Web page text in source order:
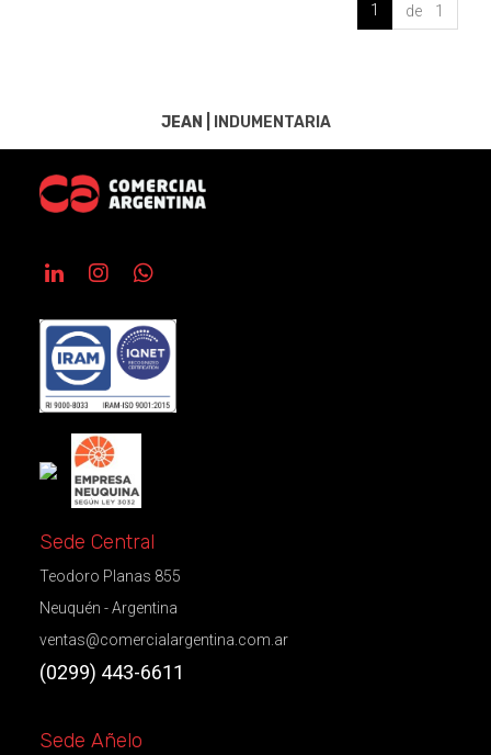
1 de 1
JEAN INDUMENTARIA
Sede Central
Teodoro Planas 855
Neuquén - Argentina
ventas@comercialargentina.com.ar
(0299) 443-6611
Sede Añelo